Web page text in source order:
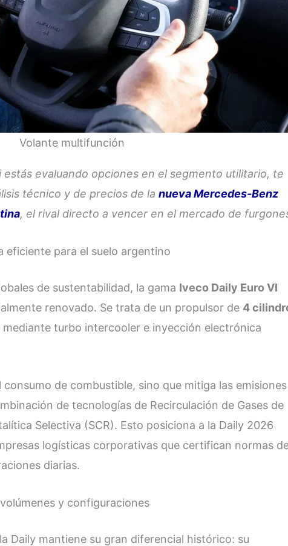
Volante multifunción
estás evaluando opciones en el segmento utilitario, te
técnico y de precios de la nueva Mercedes-Benz
, el rival directo a vencer en el mercado de
eficiente para el suelo argentino
de sustentabilidad, la gama Iveco Daily Euro VI
renovado. Se trata de un propulsor de 4
turbo intercooler e inyección electrónica
de combustible, sino que mitiga las emisiones
de tecnologías de Recirculación de Gases de
Selectiva (SCR). Esto posiciona a la Daily 2026
logísticas corporativas que certifican normas
diarias.
y configuraciones
Daily mantiene su gran diferencial histórico: su